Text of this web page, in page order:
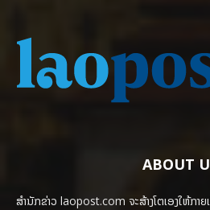
ABOUT
ສຳນັກຂ່າວ laopost.com ຈະສ້າງໂຕເອງໃຫ້ກາ